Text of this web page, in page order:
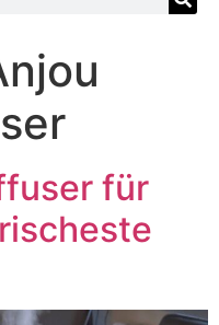
für